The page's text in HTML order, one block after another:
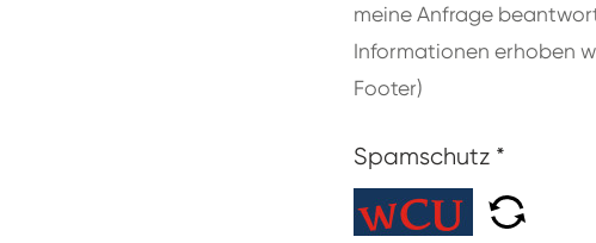
meine Anfrage
Informationen erhoben
Footer)
Spamschutz *